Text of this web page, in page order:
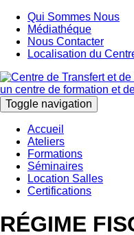
Qui Sommes Nous
Médiathéque
Nous Contacter
Localisation du
Toggle navigation
Accueil
Ateliers
Formations
Séminaires
Location Salles
Certifications
RÉGIME